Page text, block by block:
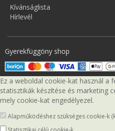
Kívánságlista
Hírlevél
Gyerekfüggöny shop
Ez a weboldal cookie-kat használ a
statisztikák készítése és marketing
mely cookie-kat engedélyezel.
Alapműködéshez szükséges cookie-k